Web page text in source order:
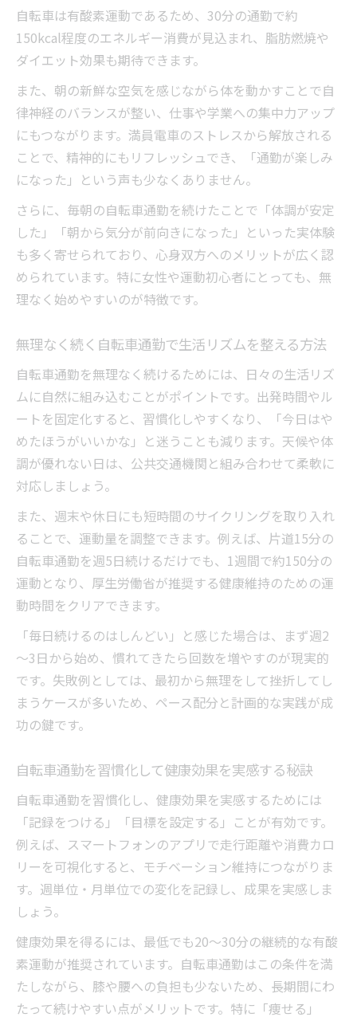
め方
自転車通勤は女性にも優しい健康習慣
女性向け自転車通勤のメリットと注意点を
解説
女性が自転車通勤で得られる健康効果とは
自転車通勤が女性の美容と健康に与える影
響
ダイエットと健康維持を両立する自転車通勤の
コツ
自転車通勤でダイエットと健康を両立する
方法
自転車通勤が無理なく痩せる体質を作る理
由
習慣
自転車通勤で効率よく体脂肪を減らすコツ
自転車通勤を続けて健康と理想の体型を目
指す
無理せず続ける自転車通勤のメリットと注意点
自転車通勤のメリットとデメリットを冷静
無理なく続ける自転車通勤のコツと注意点
自転車通勤がつらいと感じた時の対策法
自転車通勤で後悔しないためのポイントを
紹介
勤の実態
自転車は有酸素運動であるため、30分の通勤で約
150kcal程度のエネルギー消費が見込まれ、脂肪燃焼や
ダイエット効果も期待できます。
また、朝の新鮮な空気を感じながら体を動かすことで自
律神経のバランスが整い、仕事や学業への集中力アップ
にもつながります。満員電車のストレスから解放される
ことで、精神的にもリフレッシュでき、「通勤が楽しみ
になった」という声も少なくありません。
さらに、毎朝の自転車通勤を続けたことで「体調が安定
した」「朝から気分が前向きになった」といった実体験
も多く寄せられており、心身双方へのメリットが広く認
められています。特に女性や運動初心者にとっても、無
理なく始めやすいのが特徴です。
無理なく続く自転車通勤で生活リズムを整える方法
自転車通勤を無理なく続けるためには、日々の生活リズ
ムに自然に組み込むことがポイントです。出発時間やル
ートを固定化すると、習慣化しやすくなり、「今日はや
めたほうがいいかな」と迷うことも減ります。天候や体
調が優れない日は、公共交通機関と組み合わせて柔軟に
対応しましょう。
また、週末や休日にも短時間のサイクリングを取り入れ
ることで、運動量を調整できます。例えば、片道15分の
自転車通勤を週5日続けるだけでも、1週間で約150分の
運動となり、厚生労働省が推奨する健康維持のための運
動時間をクリアできます。
「毎日続けるのはしんどい」と感じた場合は、まず週2
～3日から始め、慣れてきたら回数を増やすのが現実的
です。失敗例としては、最初から無理をして挫折してし
まうケースが多いため、ペース配分と計画的な実践が成
功の鍵です。
自転車通勤を習慣化して健康効果を実感する秘訣
自転車通勤を習慣化し、健康効果を実感するためには
「記録をつける」「目標を設定する」ことが有効です。
例えば、スマートフォンのアプリで走行距離や消費カロ
リーを可視化すると、モチベーション維持につながりま
す。週単位・月単位での変化を記録し、成果を実感しま
しょう。
健康効果を得るには、最低でも20～30分の継続的な有酸
素運動が推奨されています。自転車通勤はこの条件を満
たしながら、膝や腰への負担も少ないため、長期間にわ
たって続けやすい点がメリットです。特に「痩せる」